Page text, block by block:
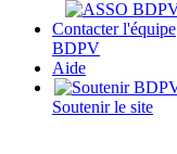
Contacter l'équipe
BDPV
Aide
Soutenir le site